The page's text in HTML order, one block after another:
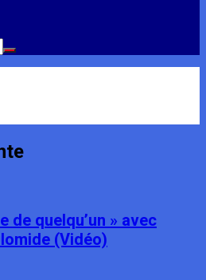
de quelqu’un » avec
(Vidéo)